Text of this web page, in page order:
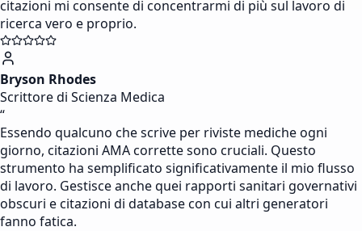
citazioni mi consente di concentrarmi di più sul lavoro di
ricerca vero e proprio.
Bryson Rhodes
Scrittore di Scienza Medica
“
Essendo qualcuno che scrive per riviste mediche ogni
giorno, citazioni AMA corrette sono cruciali. Questo
strumento ha semplificato significativamente il mio flusso
di lavoro. Gestisce anche quei rapporti sanitari governativi
obscuri e citazioni di database con cui altri generatori
fanno fatica.